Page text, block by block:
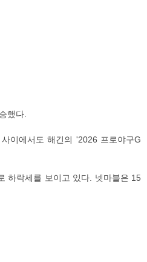
했다.
이에서도 해긴의 '2026 프로야구G
하락세를 보이고 있다. 넷마블은 15